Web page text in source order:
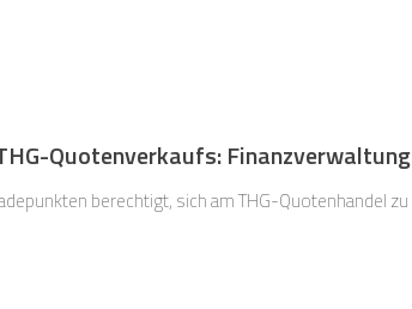
Quotenverkaufs:
berechtigt, sich am THG-Quotenhandel